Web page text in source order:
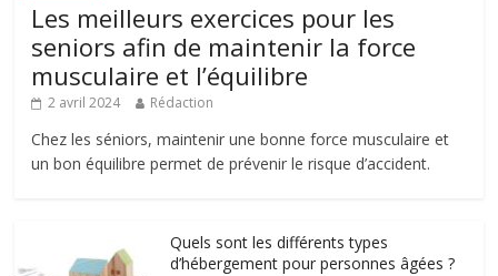
Les meilleurs exercices pour les
seniors afin de maintenir la force
musculaire et l’équilibre
2 avril 2024 Rédaction
Chez les séniors, maintenir une bonne force musculaire et
un bon équilibre permet de prévenir le risque d’accident.
Quels sont les différents types
d’hébergement pour personnes âgées ?